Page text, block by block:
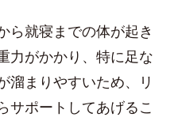
ら就寝までの体が起き
力がかかり、特に足な
溜まりやすいため、リ
サポートしてあげるこ